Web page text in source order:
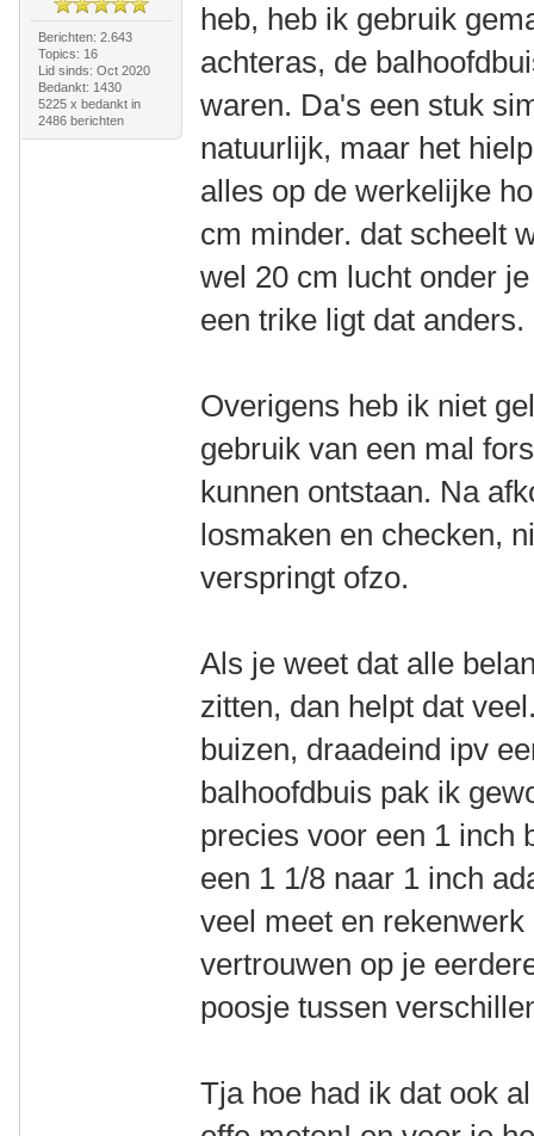
Berichten: 2.643
Topics: 16
Lid sinds: Oct 2020
Bedankt: 1430
5225 x bedankt in
2486 berichten
heb, heb ik gebruik
achteras, de
waren. Da's een stuk
natuurlijk, maar het
alles op de werkelijke
cm minder. dat scheelt
wel 20 cm lucht onder
een trike ligt dat anders.
Overigens heb ik niet
gebruik van een mal
kunnen ontstaan. Na
losmaken en checken,
verspringt ofzo.
Als je weet dat alle
zitten, dan helpt dat
buizen, draadeind ipv
balhoofdbuis pak ik
precies voor een 1 inch
een 1 1/8 naar 1 inch
veel meet en
vertrouwen op je
poosje tussen
Tja hoe had ik dat ook